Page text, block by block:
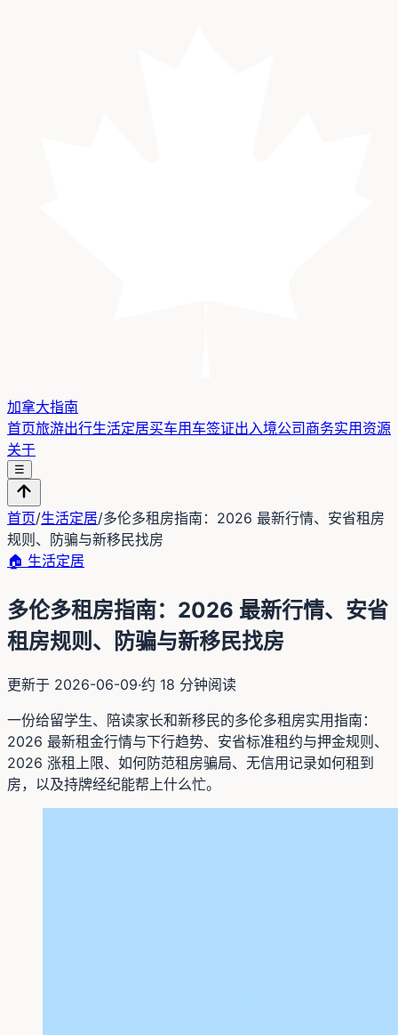
加拿大指南
首页旅游出行生活定居买车用车签证出入境公司商务实用资源
关于
☰
首页/生活定居/多伦多租房指南：2026 最新行情、安省租房
规则、防骗与新移民找房
🏠 生活定居
多伦多租房指南：2026 最新行情、安省
租房规则、防骗与新移民找房
更新于 2026-06-09·约 18 分钟阅读
一份给留学生、陪读家长和新移民的多伦多租房实用指南：
2026 最新租金行情与下行趋势、安省标准租约与押金规则、
2026 涨租上限、如何防范租房骗局、无信用记录如何租到
房，以及持牌经纪能帮上什么忙。